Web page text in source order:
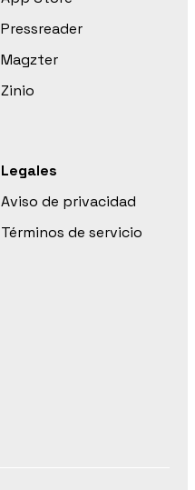
Pressreader
Magzter
Zinio
Legales
Aviso de privacidad
Términos de servicio